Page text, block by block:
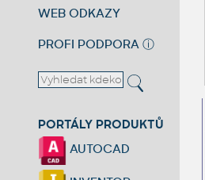
WEB ODKAZY
PROFI PODPORA ⓘ
PORTÁLY PRODUKTŮ
AUTOCAD